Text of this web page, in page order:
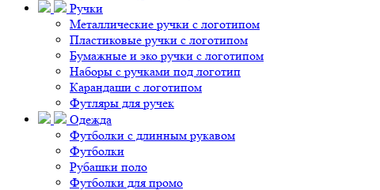
Ручки
Металлические ручки с логотипом
Пластиковые ручки с логотипом
Бумажные и эко ручки с логотипом
Наборы с ручками под логотип
Карандаши с логотипом
Футляры для ручек
Одежда
Футболки с длинным рукавом
Футболки
Рубашки поло
Футболки для промо